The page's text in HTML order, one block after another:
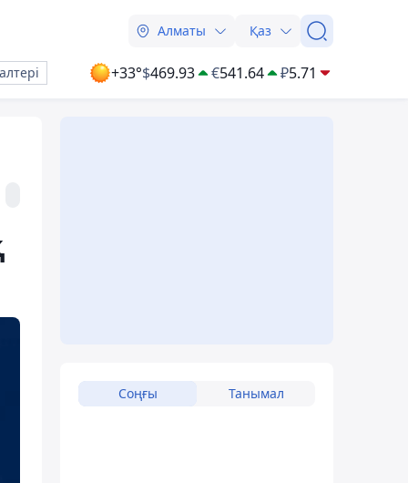
Алматы Қаз
+33°$469.93 €541.64 ₽5.71
Соңғы Танымал